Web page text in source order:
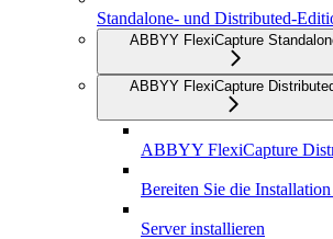
Standalone- und Distributed-
ABBYY FlexiCapture
ABBYY FlexiCapture
ABBYY FlexiCapture
Bereiten Sie die
Server installieren